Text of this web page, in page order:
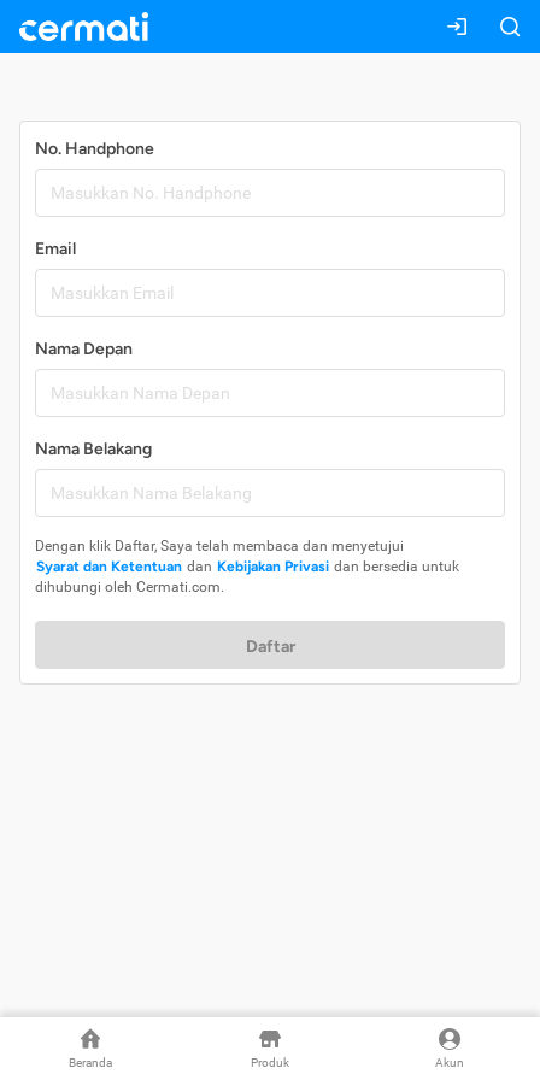
Beranda Produk Akun
No. Handphone
Email
Nama Depan
Nama Belakang
Dengan klik Daftar, Saya telah membaca dan menyetujui
Syarat dan Ketentuan dan Kebijakan Privasi dan bersedia untuk
dihubungi oleh Cermati.com.
Daftar